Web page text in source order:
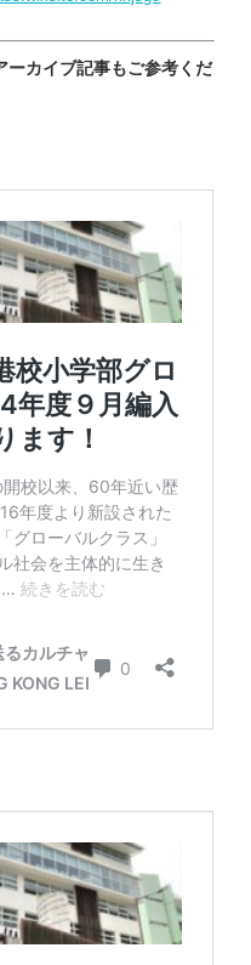
ーカイブ記事もご参考くだ